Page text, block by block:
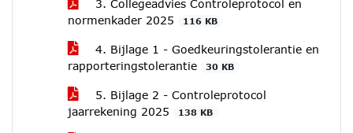
3. Collegeadvies Controleprotocol en
normenkader 2025
116 KB
4. Bijlage 1 - Goedkeuringstolerantie en
rapporteringstolerantie
30 KB
5. Bijlage 2 - Controleprotocol
jaarrekening 2025
138 KB